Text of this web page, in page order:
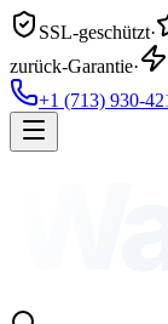
SSL-geschützt·
zurück-Garantie·
+1 (713) 930-